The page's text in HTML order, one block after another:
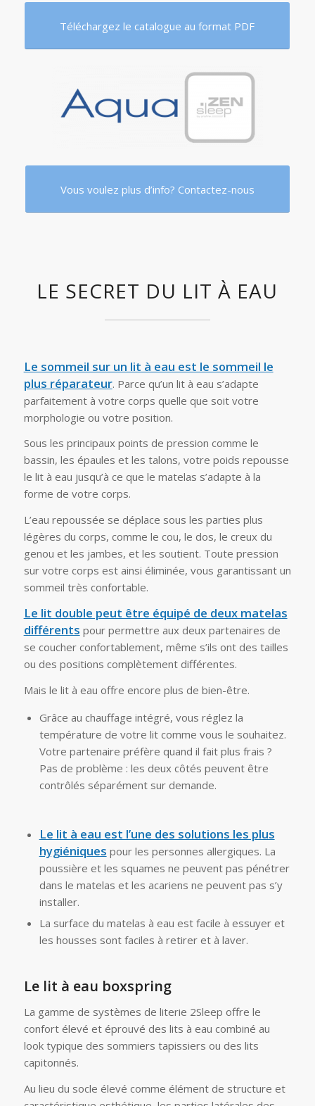
Téléchargez le catalogue au format PDF
Vous voulez plus d’info? Contactez-nous
LE SECRET DU LIT À EAU
Le sommeil sur un lit à eau est le sommeil le
plus réparateur. Parce qu’un lit à eau s’adapte
parfaitement à votre corps quelle que soit votre
morphologie ou votre position.
Sous les principaux points de pression comme le
bassin, les épaules et les talons, votre poids repousse
le lit à eau jusqu’à ce que le matelas s’adapte à la
forme de votre corps.
L’eau repoussée se déplace sous les parties plus
légères du corps, comme le cou, le dos, le creux du
genou et les jambes, et les soutient. Toute pression
sur votre corps est ainsi éliminée, vous garantissant un
sommeil très confortable.
Le lit double peut être équipé de deux matelas
différents pour permettre aux deux partenaires de
se coucher confortablement, même s’ils ont des tailles
ou des positions complètement différentes.
Mais le lit à eau offre encore plus de bien-être.
Grâce au chauffage intégré, vous réglez la
température de votre lit comme vous le souhaitez.
Votre partenaire préfère quand il fait plus frais ?
Pas de problème : les deux côtés peuvent être
contrôlés séparément sur demande.
Le lit à eau est l’une des solutions les plus
hygiéniques pour les personnes allergiques. La
poussière et les squames ne peuvent pas pénétrer
dans le matelas et les acariens ne peuvent pas s’y
installer.
La surface du matelas à eau est facile à essuyer et
les housses sont faciles à retirer et à laver.
Le lit à eau boxspring
La gamme de systèmes de literie 2Sleep offre le
confort élevé et éprouvé des lits à eau combiné au
look typique des sommiers tapissiers ou des lits
capitonnés.
Au lieu du socle élevé comme élément de structure et